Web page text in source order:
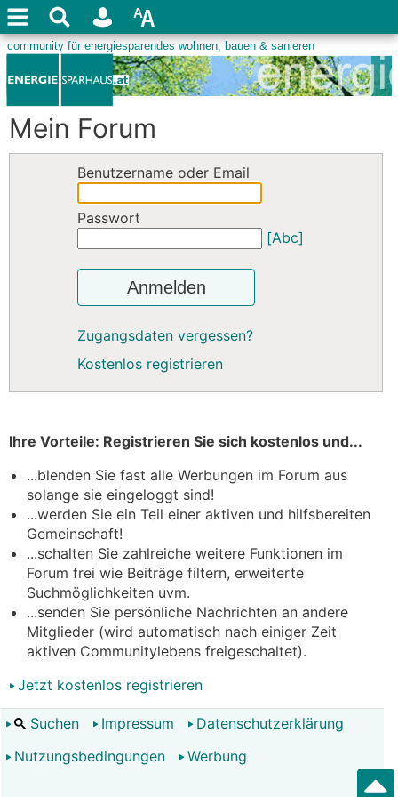
Mein Forum
Benutzername oder Email
Passwort
[Abc]
Anmelden
Zugangsdaten vergessen?
Kostenlos registrieren
Ihre Vorteile: Registrieren Sie sich kostenlos und...
...blenden Sie fast alle Werbungen im Forum aus
solange sie eingeloggt sind!
...werden Sie ein Teil einer aktiven und hilfsbereiten
Gemeinschaft!
...schalten Sie zahlreiche weitere Funktionen im
Forum frei wie Beiträge filtern, erweiterte
Suchmöglichkeiten uvm.
...senden Sie persönliche Nachrichten an andere
Mitglieder (wird automatisch nach einiger Zeit
aktiven Communitylebens freigeschaltet).
Jetzt kostenlos registrieren
Suchen Impressum
Datenschutzerklärung
Nutzungsbedingungen
Werbung